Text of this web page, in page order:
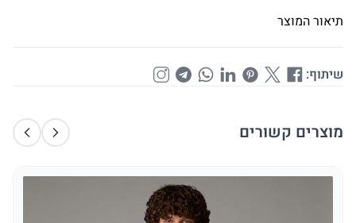
תיאור המוצר
שיתוף:
מוצרים קשורים